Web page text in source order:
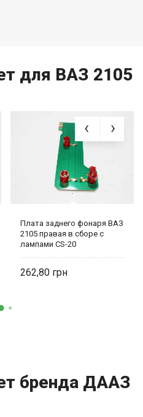
для ВАЗ 2105
Плата заднего фонаря ВАЗ
2105 правая в сборе с
лампами CS-20
262,80
бренда ДААЗ